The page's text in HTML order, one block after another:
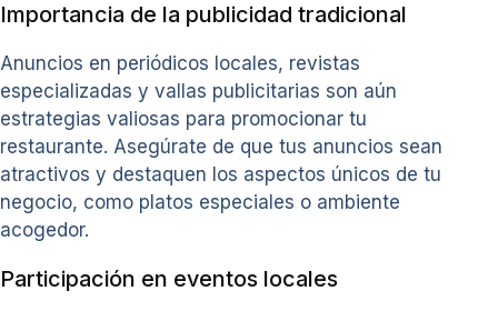
Importancia de la publicidad tradicional
Anuncios en periódicos locales, revistas
especializadas y vallas publicitarias son aún
estrategias valiosas para promocionar tu
restaurante. Asegúrate de que tus anuncios sean
atractivos y destaquen los aspectos únicos de tu
negocio, como platos especiales o ambiente
acogedor.
Participación en eventos locales